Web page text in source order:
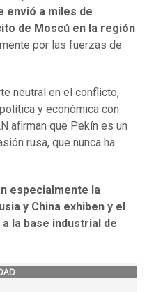
envió a miles de
de Moscú en la región
por las fuerzas de
neutral en el conflicto,
y económica con
afirman que Pekín es un
rusa, que nunca ha
especialmente la
y China exhiben y el
la base industrial de